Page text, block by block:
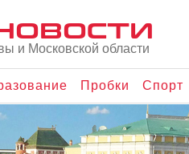
и Московской области
Пробки Спорт